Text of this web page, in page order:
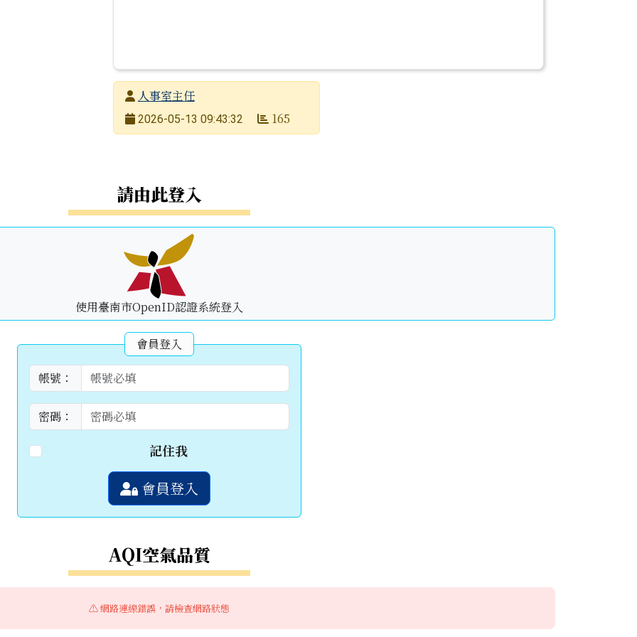
發布者人事室主任
發布日期
2026-05-13 09:43:32 165
請由此登入
使用臺南市OpenID認證系統登入
會員登入
帳號：
密碼：
記住我
會員登入
AQI空氣品質
⚠️ 網路連線錯誤，請檢查網路狀態